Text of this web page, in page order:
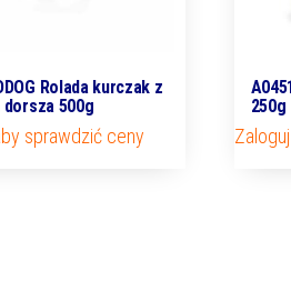
Rolada kurczak z
500g
sprawdzić ceny
250g